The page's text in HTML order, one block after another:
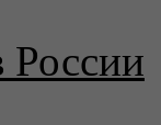
России